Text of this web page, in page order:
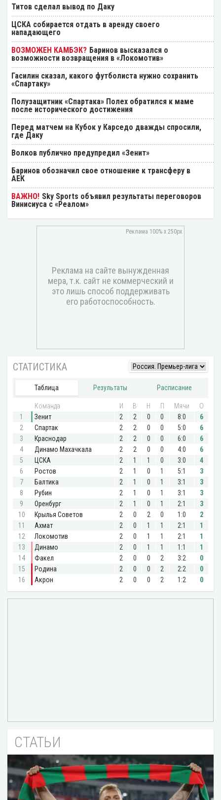
Титов сделал вывод по Даку
ЦСКА собирается отдать в аренду своего
нападающего
Баринов высказался о
возможности возвращения в «Локомотив»
Гасилин сказал, какого футболиста нужно сохранить
«Спартаку»
Полузащитник «Спартака» Полех обратился к маме
после исторического достижения
Перед матчем на Кубок у Карседо дважды спросили,
где Даку
Волков публично предупредил «Зенит»
Баринов обозначил свое отношение к трансферу в
АЕК
Sky Sports объявил результаты переговоров
Винисиуса с «Реалом»
СТАТЬИ